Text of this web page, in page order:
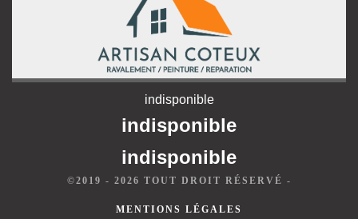
indisponible
indisponible
indisponible
©2019 - 2026 TOUT DROIT RÉSERVÉ -
MENTIONS LÉGALES